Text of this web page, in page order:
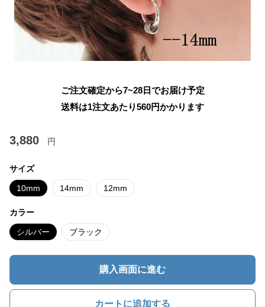
ご注文確定から7~28日でお届け予定
送料は1注文あたり560円かかります
3,880 円
サイズ
10mm 14mm 12mm
カラー
シルバー ブラック
購入画面に進む
カートに追加する